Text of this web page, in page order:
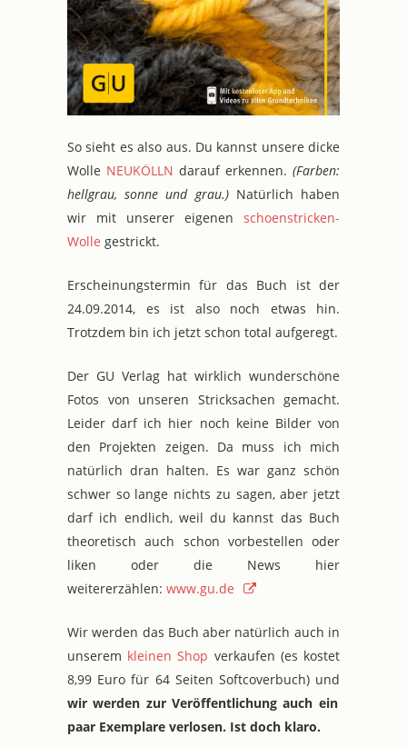
So sieht es also aus. Du kannst unsere dicke
Wolle NEUKÖLLN darauf erkennen. (Farben:
hellgrau, sonne und grau.)Natürlich haben
wir mit unserer eigenen schoenstricken-
Wolle gestrickt.
Erscheinungstermin für das Buch ist der
24.09.2014, es ist also noch etwas hin.
Trotzdem bin ich jetzt schon total aufgeregt.
Der GU Verlag hat wirklich wunderschöne
Fotos von unseren Stricksachen gemacht.
Leider darf ich hier noch keine Bilder von
den Projekten zeigen. Da muss ich mich
natürlich dran halten. Es war ganz schön
schwer so lange nichts zu sagen, aber jetzt
darf ich endlich, weil du kannst das Buch
theoretisch auch schon vorbestellen oder
liken oder die News hier
weitererzählen: www.gu.de
Wir werden das Buch aber natürlich auch in
unserem kleinen Shop verkaufen (es kostet
8,99 Euro für 64 Seiten Softcoverbuch) und
wir werden zur Veröffentlichung auch ein
paar Exemplare verlosen. Ist doch klaro.